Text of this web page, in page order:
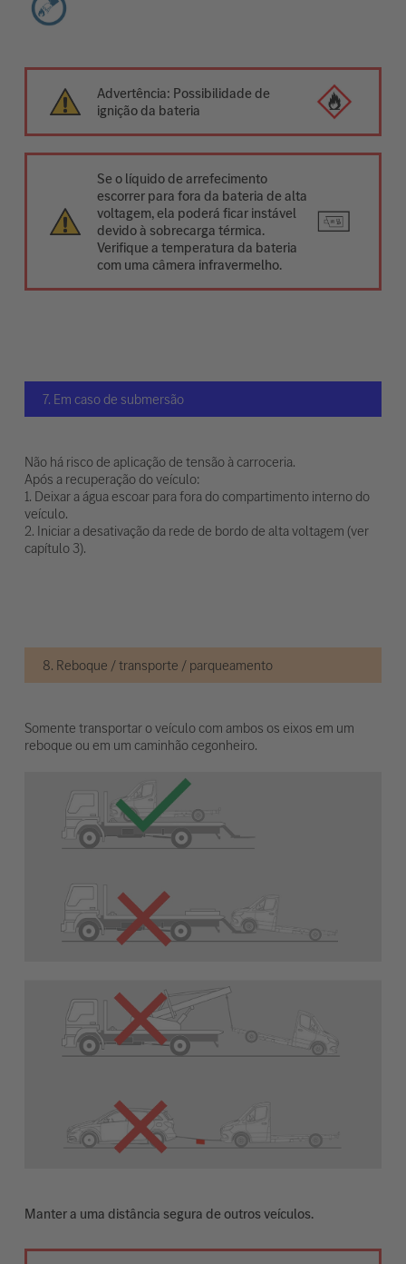
Advertência: Possibilidade de
ignição da bateria
Se o líquido de arrefecimento
escorrer para fora da bateria de alta
voltagem, ela poderá ficar instável
devido à sobrecarga térmica.
Verifique a temperatura da bateria
com uma câmera infravermelho.
7. Em caso de submersão
Não há risco de aplicação de tensão à carroceria.
Após a recuperação do veículo:
1. Deixar a água escoar para fora do compartimento interno do
veículo.
2. Iniciar a desativação da rede de bordo de alta voltagem (ver
capítulo 3).
8. Reboque / transporte / parqueamento
Somente transportar o veículo com ambos os eixos em um
reboque ou em um caminhão cegonheiro.
Manter a uma distância segura de outros veículos.